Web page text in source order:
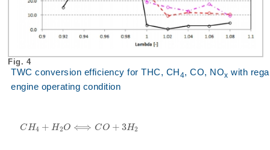
Fig. 4
TWC conversion efficiency for THC, CH 4, CO, NOx with
engine operating condition
CH4 + H2O ⟺ CO + 3H2
C H4+H2O⟺C O+3H